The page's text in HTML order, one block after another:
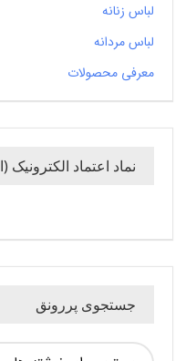
لباس زنانه
لباس مردانه
معرفی محصولات
نماد اعتماد الکترونیک
جستجوی پررونق